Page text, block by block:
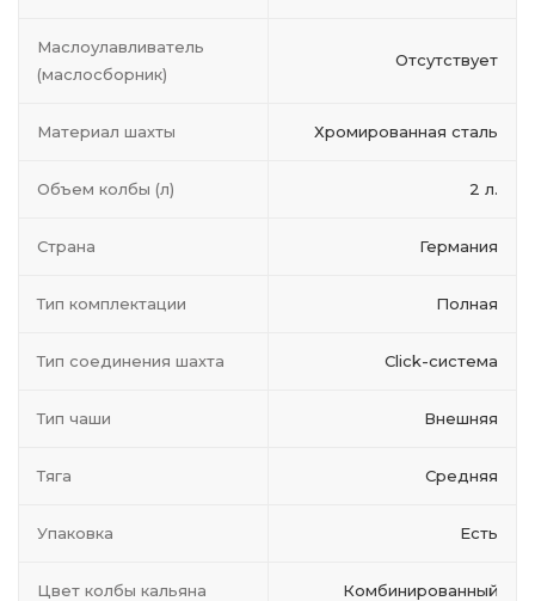
Маслоулавливатель
(маслосборник)
Отсутствует
Материал шахты Хромированная сталь
Объем колбы (л) 2 л.
Страна Германия
Тип комплектации Полная
Тип соединения шахта Click-система
Тип чаши Внешняя
Тяга Средняя
Упаковка Есть
Цвет колбы кальяна Комбинированный